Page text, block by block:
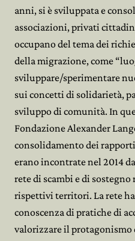
anni, si è sviluppata e
associazioni, privati
occupano del tema dei
della migrazione, come
sviluppare/sperimentare
sui concetti di solidarietà,
sviluppo di comunità. In
Fondazione Alexander
consolidamento dei
erano incontrate nel 2014
rete di scambi e di
rispettivi territori. La rete
conoscenza di pratiche di
valorizzare il